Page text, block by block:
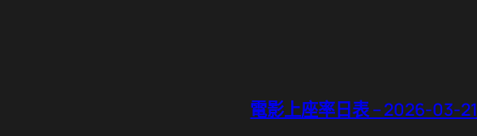
電影上座率日表 – 2026-03-21